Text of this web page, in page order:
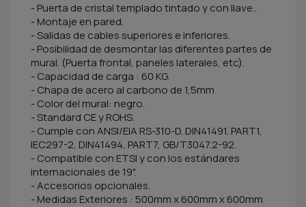
- Puerta de cristal templado tintado y con llave..
- Montaje en pared.
- Salidas de cables superiores e inferiores.
- Posibilidad de desmontar las diferentes partes de
mural. (Puerta frontal, paneles laterales, etc).
- Capacidad de carga : 60 KG.
- Chapa de acero al carbono de 1,5mm
- Color del mural: negro.
- Standard CE y ROHS.
- Cumple con ANSI/EIA RS-310-D. DIN41491. PART1,
IEC297-2, DIN41494, PART7, GB/T3047.2-92.
- Compatible con ETSI y con los estándares
internacionales de 19".
- Accesorios opcionales.
- Medidas Exteriores : 500mm x 600mm x 600mm